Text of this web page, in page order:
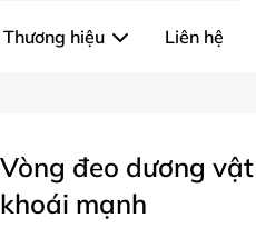
Thương hiệu Liên hệ
Vòng đeo dương
khoái mạnh